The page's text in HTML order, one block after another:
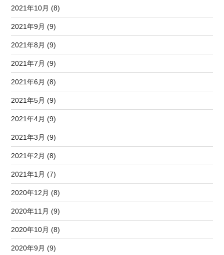
2021年10月 (8)
2021年9月 (9)
2021年8月 (9)
2021年7月 (9)
2021年6月 (8)
2021年5月 (9)
2021年4月 (9)
2021年3月 (9)
2021年2月 (8)
2021年1月 (7)
2020年12月 (8)
2020年11月 (9)
2020年10月 (8)
2020年9月 (9)